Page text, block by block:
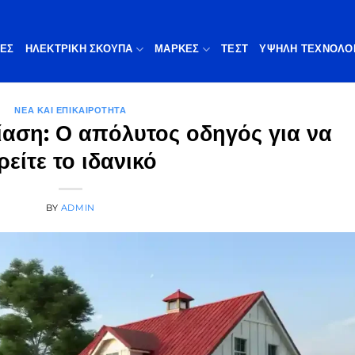
ΗΛΕΚΤΡΙΚΗ ΣΚΟΥΠΑ ΜΆΡΚΕΣ ΤΕΣΤ ΥΨΗΛΉ
ΝΈΑ ΚΑΙ ΕΠΙΚΑΙΡΌΤΗΤΑ
Ο απόλυτος οδηγός για να
το ιδανικό
BY ADMIN